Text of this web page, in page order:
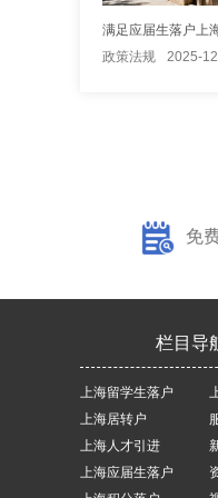
满足应届生落户上
政策法规
2025-
免
栏目导
上海留学生落户
上海居转户
上海人才引进
上海应届生落户